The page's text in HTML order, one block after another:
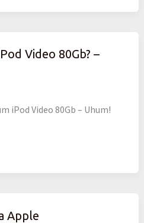
Video 80Gb? –
iPod Video 80Gb – Uhum!
Apple